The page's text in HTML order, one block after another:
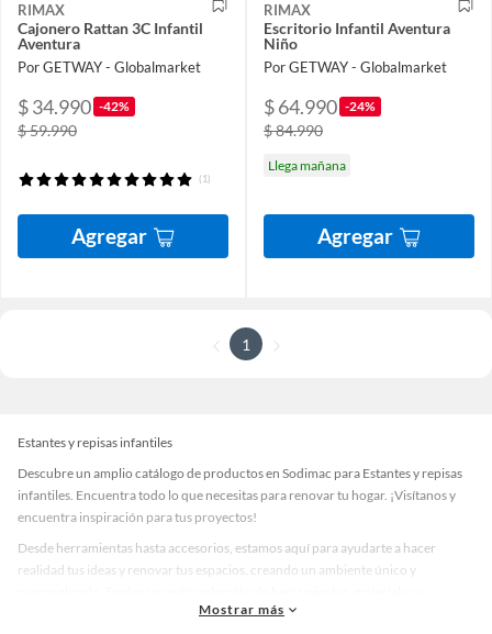
RIMAX
Cajonero Rattan 3C Infantil
Aventura
Por GETWAY - Globalmarket
$ 34.990 -42%
$ 59.990
(1)
Agregar
RIMAX
Escritorio Infantil Aventura
Niño
Por GETWAY - Globalmarket
$ 64.990 -24%
$ 84.990
Llega mañana
Agregar
1
Estantes y repisas infantiles
Descubre un amplio catálogo de productos en Sodimac para Estantes y repisas
infantiles. Encuentra todo lo que necesitas para renovar tu hogar. ¡Visítanos y
encuentra inspiración para tus proyectos!
Desde herramientas hasta accesorios, estamos aquí para ayudarte a hacer
realidad tus ideas y renovar tus espacios, creando un ambiente único y
accesorios de calidad que te ayudarán a crear un espacio más tú.
Mostrar más